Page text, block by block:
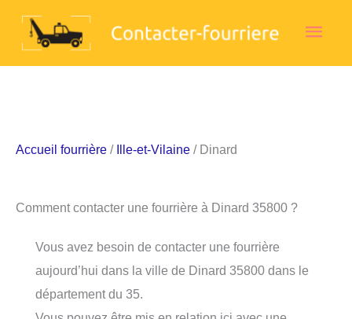
Accueil fourrière / Ille-et-Vilaine / Dinard
Comment contacter une fourrière à Dinard 35800 ?
Vous avez besoin de contacter une fourrière
aujourd’hui dans la ville de Dinard 35800 dans le
département du 35.